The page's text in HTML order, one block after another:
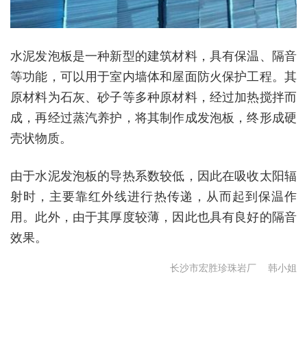
水泥发泡板是一种新型的建筑材料，具有保温、隔音
等功能，可以用于室内墙体和屋面防火保护工程。其
原材料为石灰、砂子等多种原材料，经过加热搅拌而
成，再经过蒸汽养护，将其制作成发泡板，终形成硬
壳状物质。
由于水泥发泡板的导热系数较低，因此在吸收太阳辐
射时，主要靠红外线进行热传递，从而起到保温作
用。此外，由于其厚度较薄，因此也具有良好的隔音
效果。
长沙市宏胜珍珠岩厂 韩小姐